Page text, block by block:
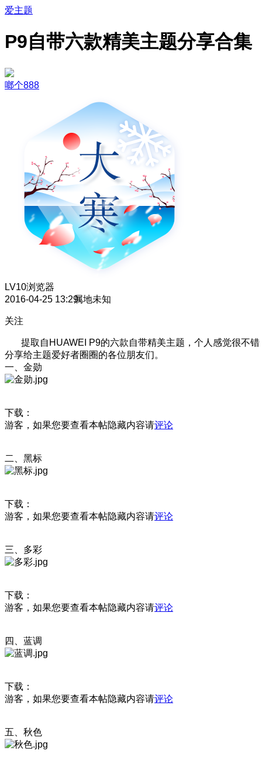
爱主题
P9自带六款精美主题分享合集
啷个888
LV10浏览器
2016-04-25 13:29属地未知
关注
提取自HUAWEI P9的六款自带精美主题，个人感觉很不错
分享给主题爱好者圈圈的各位朋友们。
一、金勋
下载：
游客，如果您要查看本帖隐藏内容请评论
二、黑标
下载：
游客，如果您要查看本帖隐藏内容请评论
三、多彩
下载：
游客，如果您要查看本帖隐藏内容请评论
四、蓝调
下载：
游客，如果您要查看本帖隐藏内容请评论
五、秋色